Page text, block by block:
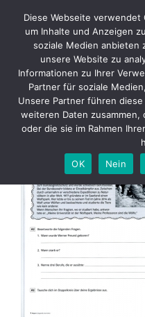
content
2016 Klippert
Diese Webseite verwendet
um Inhalte und Anzeigen
soziale Medien anbieten
unsere Website zu
Informationen zu Ihrer
Partner für soziale
Unsere Partner führen
weiteren Daten
oder die sie im Rahmen
OK
Nein